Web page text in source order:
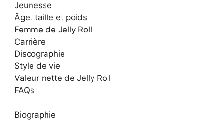
Jeunesse
Âge, taille et poids
Femme de Jelly Roll
Carrière
Discographie
Style de vie
Valeur nette de Jelly Roll
FAQs
Biographie